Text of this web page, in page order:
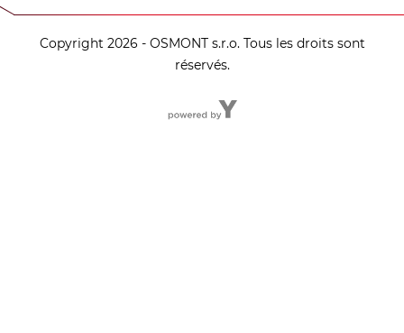
Copyright 2026 - OSMONT s.r.o. Tous les droits sont
réservés.